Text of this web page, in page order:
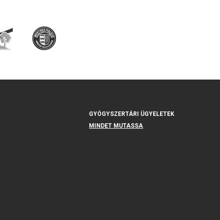
GYÓGYSZERTÁRI ÜGYELETEK
MINDET MUTASSA